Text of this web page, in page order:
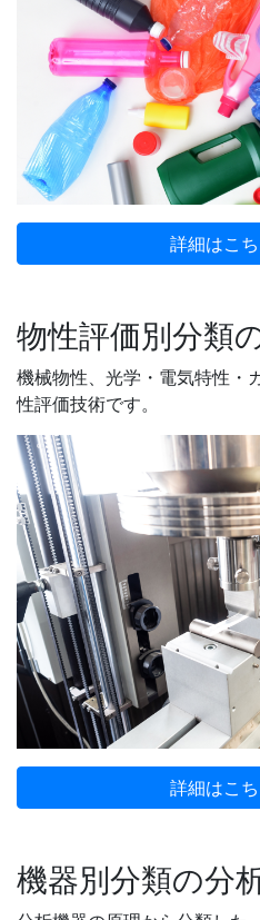
詳細はこ
物性評価別分類
機械物性、光学・電気特性・
性評価技術です。
詳細はこ
機器別分類の分